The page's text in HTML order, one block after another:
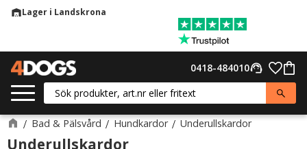
warehouseLager i Landskrona
support_agent
0418-484010
Bad & Pälsvård Hundkardor Underullskardor
Underullskardor